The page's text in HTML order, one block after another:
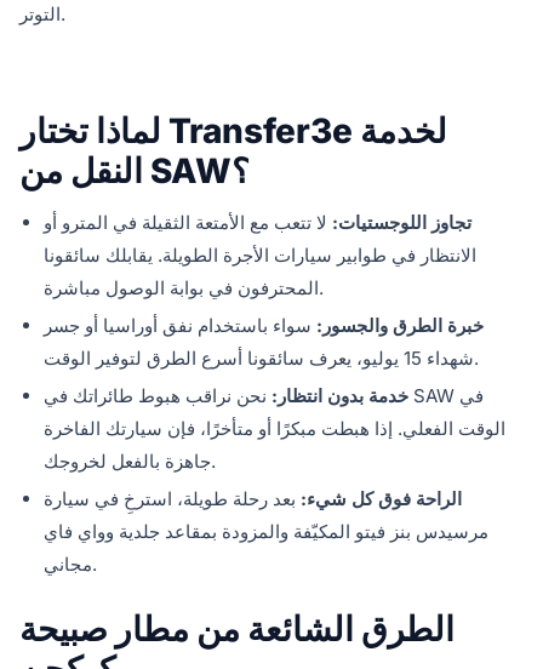
التوتر.
لماذا تختار Transfer3e لخدمة
النقل من SAW؟
تجاوز اللوجستيات: لا تتعب مع الأمتعة الثقيلة في المترو أو
الانتظار في طوابير سيارات الأجرة الطويلة. يقابلك سائقونا
المحترفون في بوابة الوصول مباشرة.
خبرة الطرق والجسور: سواء باستخدام نفق أوراسيا أو جسر
شهداء 15 يوليو، يعرف سائقونا أسرع الطرق لتوفير الوقت.
خدمة بدون انتظار: نحن نراقب هبوط طائراتك في SAW في
الوقت الفعلي. إذا هبطت مبكرًا أو متأخرًا، فإن سيارتك الفاخرة
جاهزة بالفعل لخروجك.
الراحة فوق كل شيء: بعد رحلة طويلة، استرخِ في سيارة
مرسيدس بنز فيتو المكيّفة والمزودة بمقاعد جلدية وواي فاي
مجاني.
الطرق الشائعة من مطار صبيحة